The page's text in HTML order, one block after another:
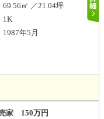
69.56㎡ ／21.04坪
1K
1987年5月
家 150万円